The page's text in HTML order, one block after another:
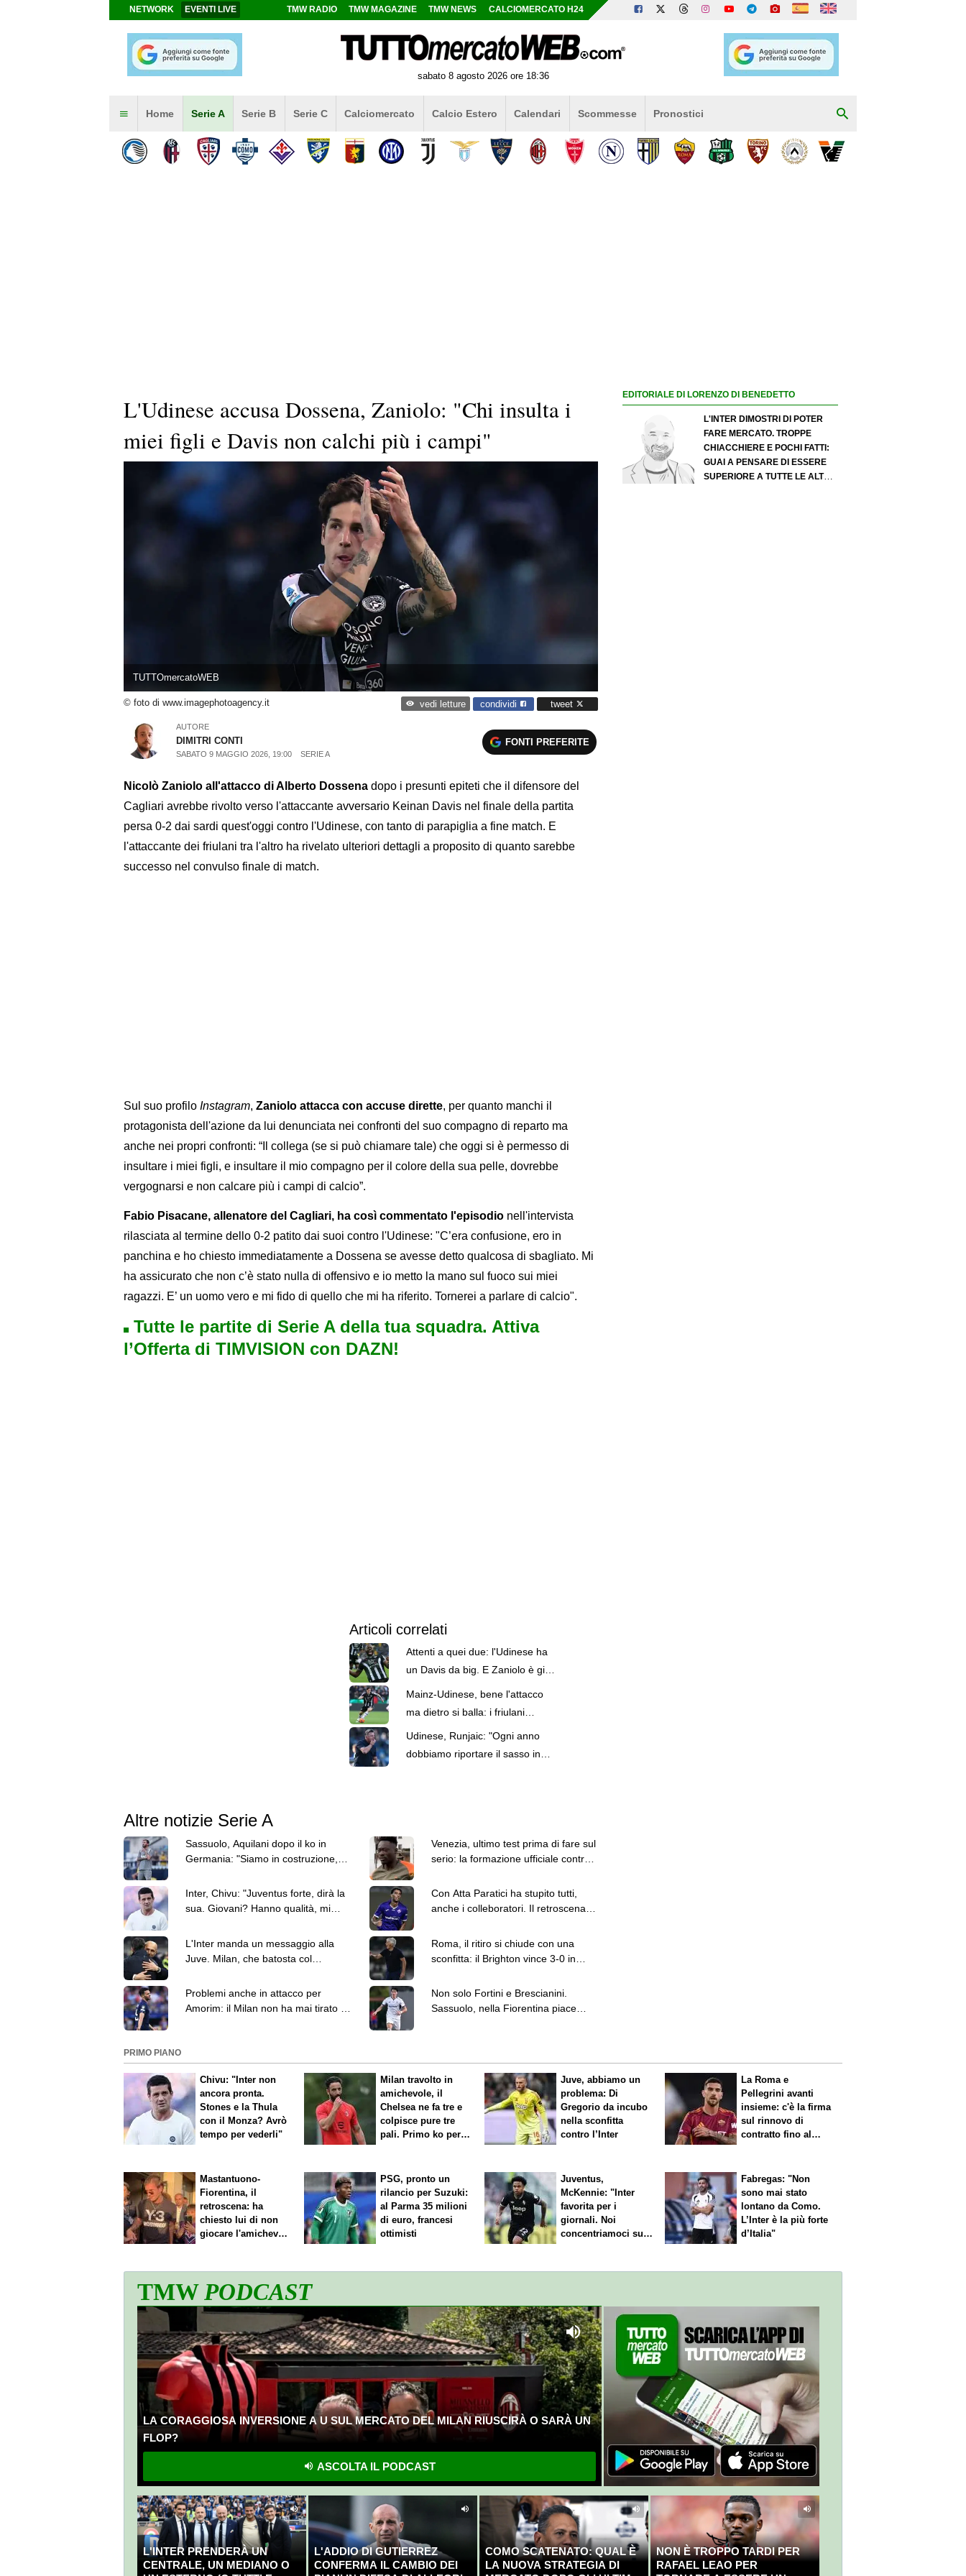
NETWORK EVENTI LIVE TMW RADIO TMW MAGAZINE TMW NEWS CALCIOMERCATO H24
sabato 8 agosto 2026 ore 18:36
Home Serie A Serie B Serie C Calciomercato Calcio Estero Calendari Scommesse Pronostici
L'Udinese accusa Dossena, Zaniolo: "Chi insulta i
miei figli e Davis non calchi più i campi"
TUTTOmercatoWEB
© foto di www.imagephotoagency.it vedi letture condividi tweet
AUTORE
DIMITRI CONTI
SABATO 9 MAGGIO 2026, 19:00 SERIE A
FONTI PREFERITE
Nicolò Zaniolo all'attacco di Alberto Dossena dopo i presunti epiteti che il difensore del
Cagliari avrebbe rivolto verso l'attaccante avversario Keinan Davis nel finale della partita
persa 0-2 dai sardi quest'oggi contro l'Udinese, con tanto di parapiglia a fine match. E
l'attaccante dei friulani tra l'altro ha rivelato ulteriori dettagli a proposito di quanto sarebbe
successo nel convulso finale di match.
Sul suo profilo Instagram, Zaniolo attacca con accuse dirette, per quanto manchi il
protagonista dell'azione da lui denunciata nei confronti del suo compagno di reparto ma
anche nei propri confronti: “Il collega (se si può chiamare tale) che oggi si è permesso di
insultare i miei figli, e insultare il mio compagno per il colore della sua pelle, dovrebbe
vergognarsi e non calcare più i campi di calcio”.
Fabio Pisacane, allenatore del Cagliari, ha così commentato l'episodio nell'intervista
rilasciata al termine dello 0-2 patito dai suoi contro l'Udinese: "C’era confusione, ero in
panchina e ho chiesto immediatamente a Dossena se avesse detto qualcosa di sbagliato. Mi
ha assicurato che non c’è stato nulla di offensivo e io metto la mano sul fuoco sui miei
ragazzi. E’ un uomo vero e mi fido di quello che mi ha riferito. Tornerei a parlare di calcio".
Tutte le partite di Serie A della tua squadra. Attiva
l’Offerta di TIMVISION con DAZN!
Articoli correlati
Attenti a quei due: l'Udinese ha
un Davis da big. E Zaniolo è già
Mainz-Udinese, bene l'attacco
ma dietro si balla: i friulani
pareggiano 3-3 con Davis e
Zaniolo
Udinese, Runjaic: "Ogni anno
dobbiamo riportare il sasso in
Altre notizie Serie A
Sassuolo, Aquilani dopo il ko in
Germania: "Siamo in costruzione,
Venezia, ultimo test prima di fare sul
serio: la formazione ufficiale contro il
Inter, Chivu: "Juventus forte, dirà la
sua. Giovani? Hanno qualità, mi
Con Atta Paratici ha stupito tutti,
anche i colleboratori. Il retroscena:
L'Inter manda un messaggio alla
Juve. Milan, che batosta col
Roma, il ritiro si chiude con una
sconfitta: il Brighton vince 3-0 in
Problemi anche in attacco per
Amorim: il Milan non ha mai tirato in
Non solo Fortini e Brescianini.
Sassuolo, nella Fiorentina piace
EDITORIALE DI LORENZO DI BENEDETTO
L'INTER DIMOSTRI DI POTER
FARE MERCATO. TROPPE
CHIACCHIERE E POCHI FATTI:
GUAI A PENSARE DI ESSERE
SUPERIORE A TUTTE LE ALTRE
PRIMO PIANO
Chivu: "Inter non
ancora pronta.
Stones e la Thula
con il Monza? Avrò
tempo per vederli"
Milan travolto in
amichevole, il
Chelsea ne fa tre e
colpisce pure tre
pali. Primo ko per
Juve, abbiamo un
problema: Di
Gregorio da incubo
nella sconfitta
contro l’Inter
La Roma e
Pellegrini avanti
insieme: c'è la firma
sul rinnovo di
contratto fino al
Mastantuono-
Fiorentina, il
retroscena: ha
chiesto lui di non
giocare l'amichevole
PSG, pronto un
rilancio per Suzuki:
al Parma 35 milioni
di euro, francesi
ottimisti
Juventus,
McKennie: "Inter
favorita per i
giornali. Noi
concentriamoci sul
Fabregas: "Non
sono mai stato
lontano da Como.
L’Inter è la più forte
d’Italia"
TMWPODCAST
LA CORAGGIOSA INVERSIONE A U SUL MERCATO DEL MILAN RIUSCIRÀ O SARÀ UN
FLOP?
ASCOLTA IL PODCAST
L'INTER PRENDERÀ UN
CENTRALE, UN MEDIANO O
L'ADDIO DI GUTIERREZ
CONFERMA IL CAMBIO DEI
COMO SCATENATO: QUAL È
LA NUOVA STRATEGIA DI
NON È TROPPO TARDI PER
RAFAEL LEAO PER